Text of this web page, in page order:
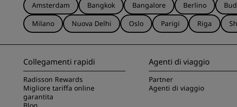
Amsterdam Bangkok Bangalore Berlino
Milano
Nuova Delhi Oslo Parigi Riga
Collegamenti rapidi
Radisson Rewards
Migliore tariffa online
garantita
Agenti di viaggio
Partner
Agenti di viaggio